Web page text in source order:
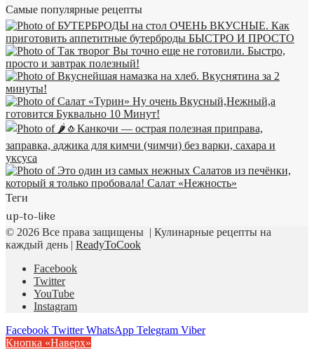
Самые популярные рецепты
Теги
up-to-like
© 2026 Все права защищены | Кулинарные рецепты на
каждый день | ReadyToCook
Facebook
Twitter
YouTube
Instagram
Facebook Twitter WhatsApp Telegram Viber
Кнопка «Наверх»